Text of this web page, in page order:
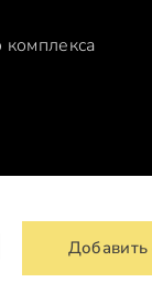
комплекса
Добавить